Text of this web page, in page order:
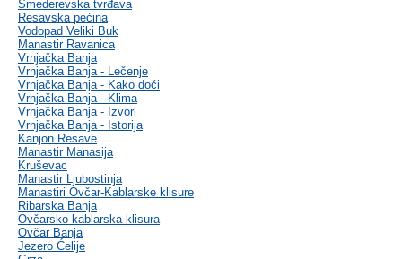
Smederevska tvrđava
Resavska pećina
Vodopad Veliki Buk
Manastir Ravanica
Vrnjačka Banja
Vrnjačka Banja - Lečenje
Vrnjačka Banja - Kako doći
Vrnjačka Banja - Klima
Vrnjačka Banja - Izvori
Vrnjačka Banja - Istorija
Kanjon Resave
Manastir Manasija
Kruševac
Manastir Ljubostinja
Manastiri Ovčar-Kablarske klisure
Ribarska Banja
Ovčarsko-kablarska klisura
Ovčar Banja
Jezero Ćelije